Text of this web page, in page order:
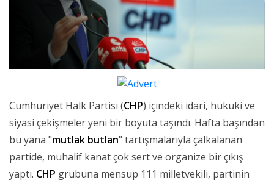
Cumhuriyet Halk Partisi (CHP) içindeki idari, hukuki ve
siyasi çekişmeler yeni bir boyuta taşındı. Hafta başından
bu yana "mutlak butlan" tartışmalarıyla çalkalanan
partide, muhalif kanat çok sert ve organize bir çıkış
yaptı. CHP grubuna mensup 111 milletvekili, partinin